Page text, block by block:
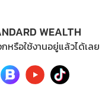
WEALTH
รือใช้งานอยู่แล้วได้เลย